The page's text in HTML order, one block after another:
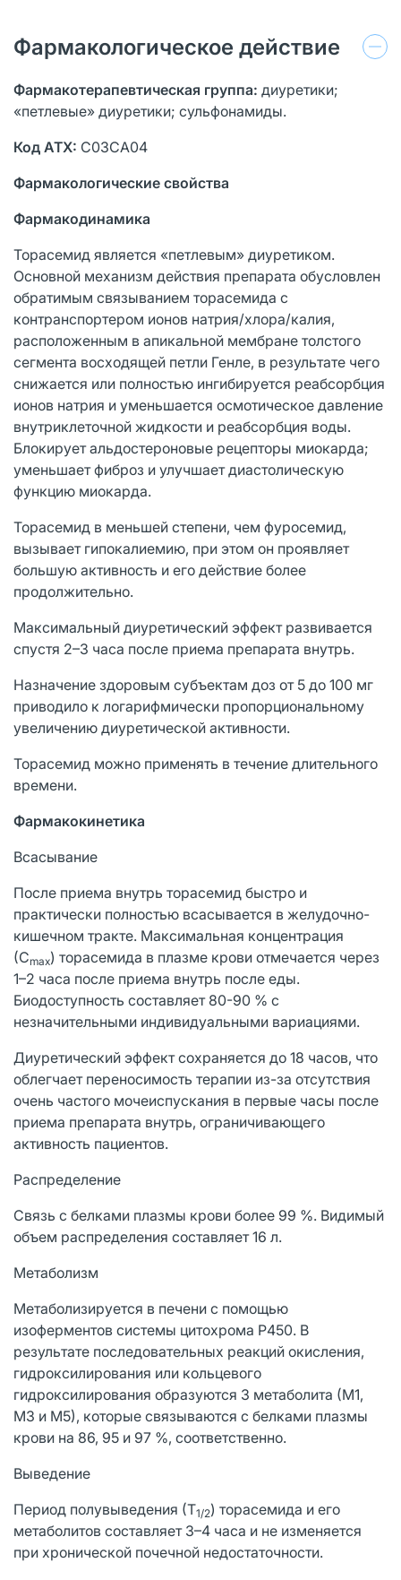
Фармакологическое действие
Фармакотерапевтическая группа: диуретики;
«петлевые» диуретики; сульфонамиды.
Код АТХ: С03СА04
Фармакологические свойства
Фармакодинамика
Торасемид является «петлевым» диуретиком.
Основной механизм действия препарата обусловлен
обратимым связыванием торасемида с
контранспортером ионов натрия/хлора/калия,
расположенным в апикальной мембране толстого
сегмента восходящей петли Генле, в результате чего
снижается или полностью ингибируется реабсорбция
ионов натрия и уменьшается осмотическое давление
внутриклеточной жидкости и реабсорбция воды.
Блокирует альдостероновые рецепторы миокарда;
уменьшает фиброз и улучшает диастолическую
функцию миокарда.
Торасемид в меньшей степени, чем фуросемид,
вызывает гипокалиемию, при этом он проявляет
большую активность и его действие более
продолжительно.
Максимальный диуретический эффект развивается
спустя 2–3 часа после приема препарата внутрь.
Назначение здоровым субъектам доз от 5 до 100 мг
приводило к логарифмически пропорциональному
увеличению диуретической активности.
Торасемид можно применять в течение длительного
времени.
Фармакокинетика
Всасывание
После приема внутрь торасемид быстро и
практически полностью всасывается в желудочно-
кишечном тракте. Максимальная концентрация
(Сmax) торасемида в плазме крови отмечается через
1–2 часа после приема внутрь после еды.
Биодоступность составляет 80-90 % с
незначительными индивидуальными вариациями.
Диуретический эффект сохраняется до 18 часов, что
облегчает переносимость терапии из-за отсутствия
очень частого мочеиспускания в первые часы после
приема препарата внутрь, ограничивающего
активность пациентов.
Распределение
Связь с белками плазмы крови более 99 %. Видимый
объем распределения составляет 16 л.
Метаболизм
Метаболизируется в печени с помощью
изоферментов системы цитохрома P450. В
результате последовательных реакций окисления,
гидроксилирования или кольцевого
гидроксилирования образуются 3 метаболита (М1,
М3 и М5), которые связываются с белками плазмы
крови на 86, 95 и 97 %, соответственно.
Выведение
Период полувыведения (Т1/2) торасемида и его
метаболитов составляет 3–4 часа и не изменяется
при хронической почечной недостаточности.